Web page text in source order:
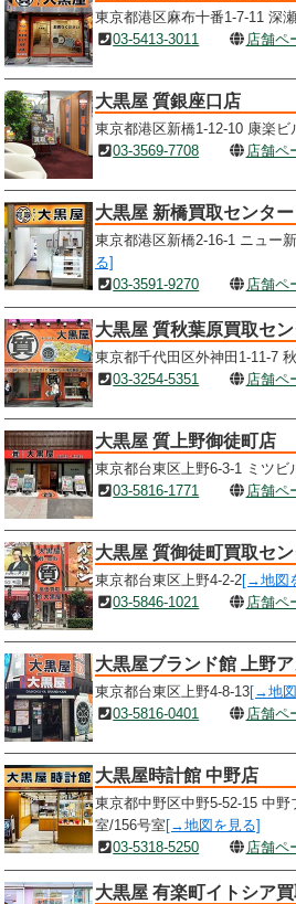
東京都港区麻布十番1-7-11 深
03-5413-3011
店舗ペ
大黒屋 質銀座口店
東京都港区新橋1-12-10 康楽ビ
03-3569-7708
店舗ペ
大黒屋 新橋買取センター
東京都港区新橋2-16-1 ニュー
る]
03-3591-9270
店舗ペ
大黒屋 質秋葉原買取セ
東京都千代田区外神田1-11-7
03-3254-5351
店舗ペ
大黒屋 質上野御徒町店
東京都台東区上野6-3-1 ミツビ
03-5816-1771
店舗ペ
大黒屋 質御徒町買取セ
東京都台東区上野4-2-2[→地図
03-5846-1021
店舗ペ
大黒屋ブランド館 上野
東京都台東区上野4-8-13[→地
03-5816-0401
店舗ペ
大黒屋時計館 中野店
東京都中野区中野5-52-15 中
室/156号室 [→地図を見る]
03-5318-5250
店舗ペ
大黒屋 有楽町イトシア